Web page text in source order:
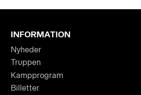
INFORMATION
Nyheder
Truppen
Kampprogram
Billetter